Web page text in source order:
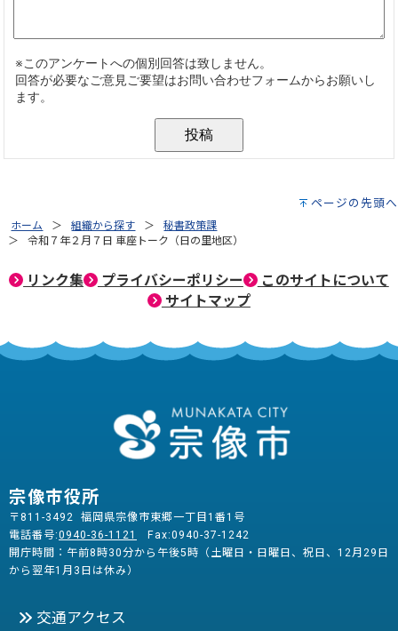
ページの先頭へ
ホーム 組織から探す
秘書政策課
令和７年２月７日 車座トーク（日の里地区）
リンク集 プライバシーポリシー
このサイトについて
サイトマップ
宗像市役所
〒811-3492 福岡県宗像市東郷一丁目1番1号
電話番号:0940-36-1121
Fax:0940-37-1242
開庁時間：午前8時30分から午後5時（土曜日・日曜日、祝日、12月29日
から翌年1月3日は休み）
交通アクセス